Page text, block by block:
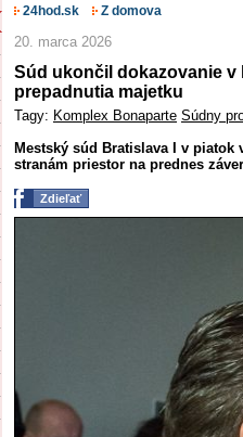
24hod.sk Z domova
20. marca 2026
Súd ukončil dokazovanie v
prepadnutia majetku
Tagy: Komplex Bonaparte Súdny
Mestský súd Bratislava I v
stranám priestor na prednes
Zdieľať